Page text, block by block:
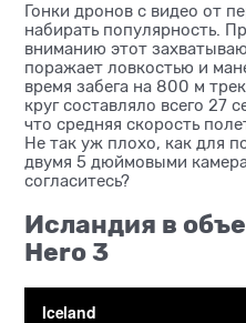
Гонки дронов с видео от
набирать популярность.
вниманию этот
поражает ловкостью и
время забега на 800 м
круг составляло всего 27
что средняя скорость
Не так уж плохо, как для
двумя 5 дюймовыми
согласитесь?
Исландия в
Hero 3